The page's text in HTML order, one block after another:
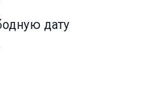
дату